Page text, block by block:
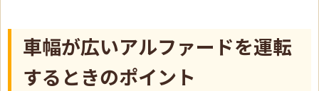
車幅が広いアルファードを運転
するときのポイント